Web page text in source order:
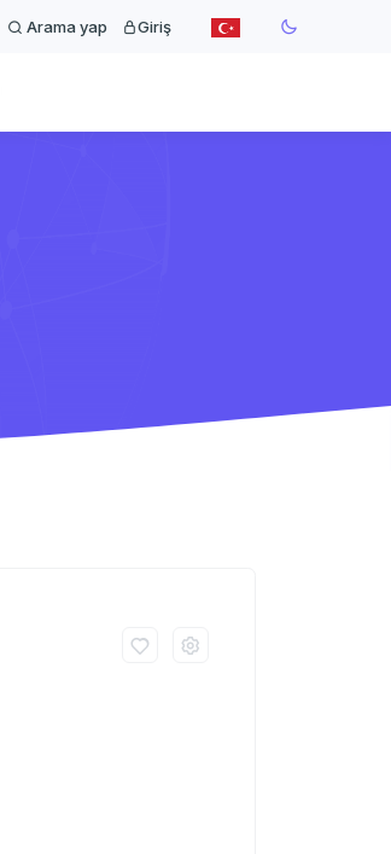
Arama yap Giriş